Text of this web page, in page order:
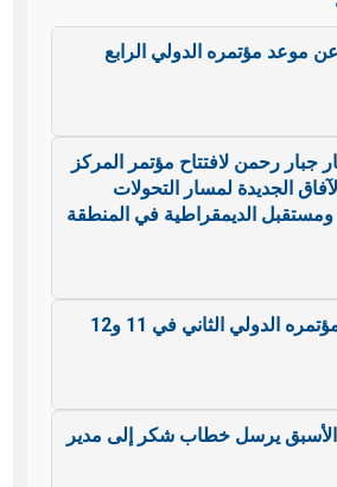
موعد مؤتمره الدولي الرابع
جبار رحمن لافتتاح مؤتمر المركز
الجديدة لمسار التحولات
الديمقراطية في المنطقة
المركز الأوروبي يعقد مؤتمره الدولي الثاني في 11 و12
الأسبق يرسل خطاب شكر إلى مدير